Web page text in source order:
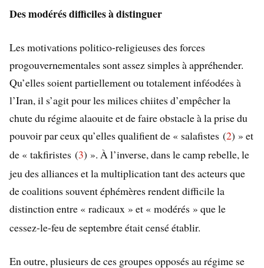
Des modérés difficiles à distinguer
Les motivations politico-religieuses des forces
progouvernementales sont assez simples à appréhender.
Qu’elles soient partiellement ou totalement inféodées à
l’Iran, il s’agit pour les milices chiites d’empêcher la
chute du régime alaouite et de faire obstacle à la prise du
pouvoir par ceux qu’elles qualifient de « salafistes (2) » et
de « takfiristes (3) ». À l’inverse, dans le camp rebelle, le
jeu des alliances et la multiplication tant des acteurs que
de coalitions souvent éphémères rendent difficile la
distinction entre « radicaux » et « modérés » que le
cessez-le-feu de septembre était censé établir.
En outre, plusieurs de ces groupes opposés au régime se